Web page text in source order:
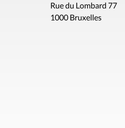
Rue du Lombard 77
1000 Bruxelles